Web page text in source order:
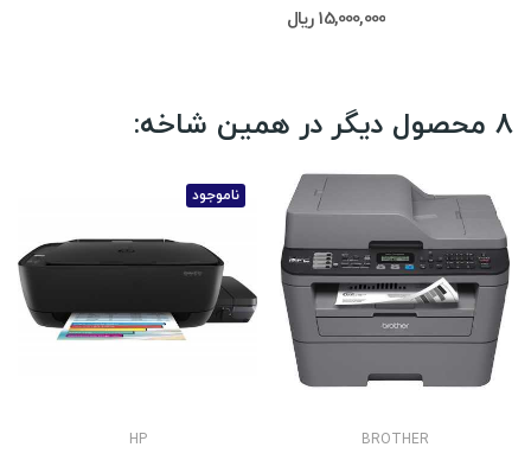
15,000,000 ریال
8 محصول دیگر در همین شاخه:
ناموجود
HP BROTHER